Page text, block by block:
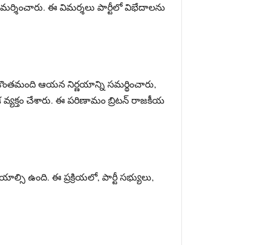
ఈ విమర్శలు పార్టీలో విభేదాలను
ఆయన నిర్ణయాన్ని సమర్థించారు,
చేశారు. ఈ పరిణామం బ్రిటన్‌ రాజకీయ
ఉంది. ఈ ప్రక్రియలో, పార్టీ సభ్యులు,